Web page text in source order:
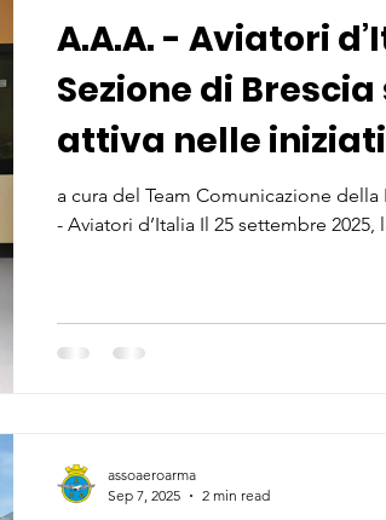
A.A.A. - Aviatori
Sezione di
attiva nelle
beneficenza
a cura del Team Comunicazione
- Aviatori d’Italia Il 25 settembre 2025,
assoaeroarma
Sep 7, 2025
2 min read